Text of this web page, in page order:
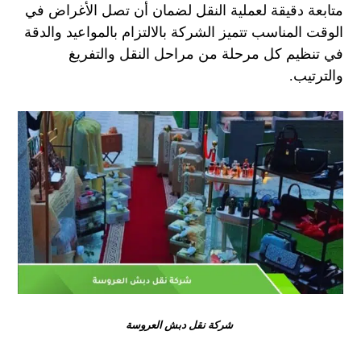
متابعة دقيقة لعملية النقل لضمان أن تصل الأغراض في
الوقت المناسبتتميز الشركة بالالتزام بالمواعيد والدقة
في تنظيم كل مرحلة من مراحل النقل والتفريغ
والترتيب.
شركة نقل دبش العروسة